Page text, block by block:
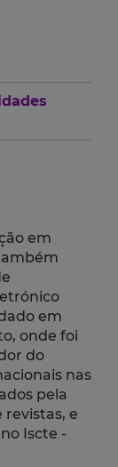
em
em
onde foi
do
nas
pela
revistas, e
Iscte -